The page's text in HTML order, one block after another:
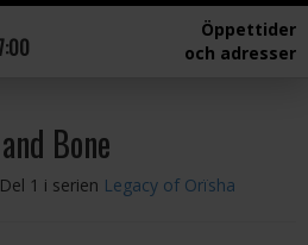
Öppettider
och adresser
Bone
1 i serien Legacy of Orïsha